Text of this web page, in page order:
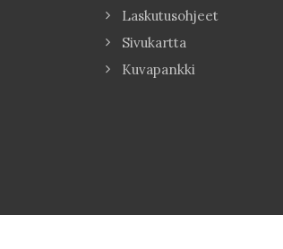
Laskutusohjeet
Sivukartta
Kuvapankki